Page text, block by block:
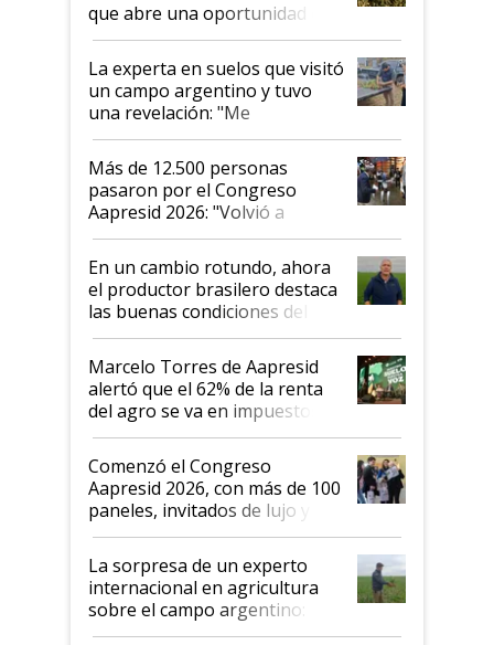
que abre una oportunidad en
el lote
La experta en suelos que visitó
un campo argentino y tuvo
una revelación: "Me
impresionó mucho"
Más de 12.500 personas
pasaron por el Congreso
Aapresid 2026: "Volvió a
demostrar que hablar del
suelo es hablar de todo el
sistema productivo"
En un cambio rotundo, ahora
el productor brasilero destaca
las buenas condiciones del
agro argentino para invertir:
"Los veo más motivados"
Marcelo Torres de Aapresid
alertó que el 62% de la renta
del agro se va en impuestos:
"No es bueno que en
Argentina se sigan discutiendo
las mismas cosas de hace 50
años"
Comenzó el Congreso
Aapresid 2026, con más de 100
paneles, invitados de lujo y
todas las tendencias
La sorpresa de un experto
internacional en agricultura
sobre el campo argentino:
"Estoy muy impresionado"